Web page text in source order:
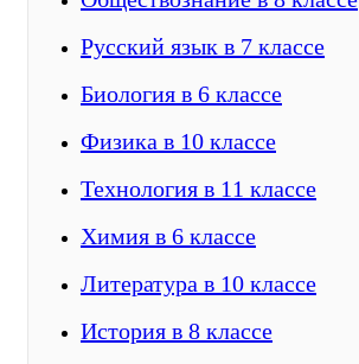
Русский язык в 7 классе
Биология в 6 классе
Физика в 10 классе
Технология в 11 классе
Химия в 6 классе
Литература в 10 классе
История в 8 классе